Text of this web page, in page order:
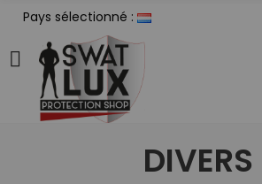
Pays sélectionné :
DIVERS